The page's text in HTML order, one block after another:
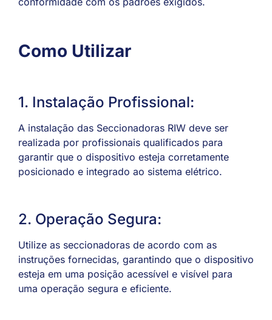
Como Utilizar
1. Instalação Profissional:
A instalação das Seccionadoras RIW deve ser
realizada por profissionais qualificados para
garantir que o dispositivo esteja corretamente
posicionado e integrado ao sistema elétrico.
2. Operação Segura:
Utilize as seccionadoras de acordo com as
instruções fornecidas, garantindo que o dispositivo
esteja em uma posição acessível e visível para
uma operação segura e eficiente.